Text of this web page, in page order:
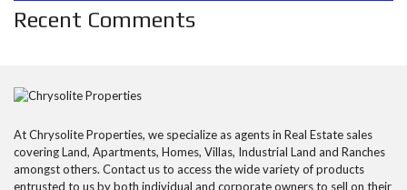
Recent Comments
At Chrysolite Properties, we specialize as agents in Real Estate sales
covering Land, Apartments, Homes, Villas, Industrial Land and Ranches
amongst others. Contact us to access the wide variety of products
entrusted to us by both individual and corporate owners to sell on their